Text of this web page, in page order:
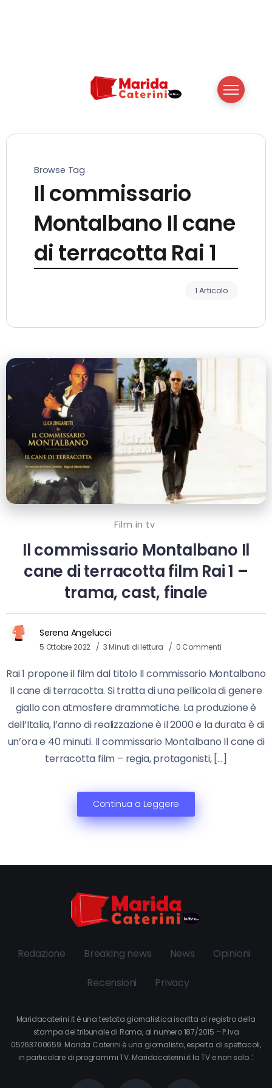
Browse Tag
Il commissario
Montalbano Il cane
di terracotta Rai 1
1 Articolo
Film in tv
Il commissario Montalbano Il
cane di terracotta film Rai 1 –
trama, cast, finale
Serena Angelucci
5 Ottobre 2022 3 Minuti di lettura 0 Commenti
Rai 1 propone il film dal titolo Il commissario Montalbano
Il cane di terracotta. Si tratta di una pellicola di genere
giallo con atmosfere drammatiche. La produzione è
dell’Italia, l’anno di realizzazione è il 2000 e la durata è di
un’ora e 40 minuti. Il commissario Montalbano Il cane di
terracotta film – regia, protagonisti, […]
Continua a Leggere
Redazione Breaking news News Opinioni
Recensioni Privacy
Maridacaterini.it è una testata giornalistica iscritta al registro della
stampa del tribunale di Roma, al numero 187/2015 – P.Iva
05263700659. Marida Caterini è una giornalista, esperta di spettacoli,
in particolare di programmi TV. Maridacaterini.it la TV e non solo…’